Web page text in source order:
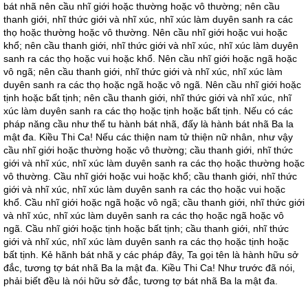
bát nhã nên cầu nhĩ giới hoặc thường hoặc vô thường; nên cầu
thanh giới, nhĩ thức giới và nhĩ xúc, nhĩ xúc làm duyên sanh ra các
thọ hoặc thường hoặc vô thường. Nên cầu nhĩ giới hoặc vui hoặc
khổ; nên cầu thanh giới, nhĩ thức giới và nhĩ xúc, nhĩ xúc làm duyên
sanh ra các thọ hoặc vui hoặc khổ. Nên cầu nhĩ giới hoặc ngã hoặc
vô ngã; nên cầu thanh giới, nhĩ thức giới và nhĩ xúc, nhĩ xúc làm
duyên sanh ra các thọ hoặc ngã hoặc vô ngã. Nên cầu nhĩ giới hoặc
tịnh hoặc bất tịnh; nên cầu thanh giới, nhĩ thức giới và nhĩ xúc, nhĩ
xúc làm duyên sanh ra các thọ hoặc tịnh hoặc bất tịnh. Nếu có các
pháp năng cầu như thế tu hành bát nhã, đấy là hành bát nhã Ba la
mật đa. Kiều Thi Ca! Nếu các thiện nam tử thiện nữ nhân, như vậy
cầu nhĩ giới hoặc thường hoặc vô thường; cầu thanh giới, nhĩ thức
giới và nhĩ xúc, nhĩ xúc làm duyên sanh ra các thọ hoặc thường hoặc
vô thường. Cầu nhĩ giới hoặc vui hoặc khổ; cầu thanh giới, nhĩ thức
giới và nhĩ xúc, nhĩ xúc làm duyên sanh ra các thọ hoặc vui hoặc
khổ. Cầu nhĩ giới hoặc ngã hoặc vô ngã; cầu thanh giới, nhĩ thức giới
và nhĩ xúc, nhĩ xúc làm duyên sanh ra các thọ hoặc ngã hoặc vô
ngã. Cầu nhĩ giới hoặc tịnh hoặc bất tịnh; cầu thanh giới, nhĩ thức
giới và nhĩ xúc, nhĩ xúc làm duyên sanh ra các thọ hoặc tịnh hoặc
bất tịnh. Kẻ hãnh bát nhã y các pháp đây, Ta gọi tên là hành hữu sở
đắc, tương tợ bát nhã Ba la mật đa. Kiều Thi Ca! Như trước đã nói,
phải biết đều là nói hữu sở đắc, tương tợ bát nhã Ba la mật đa.